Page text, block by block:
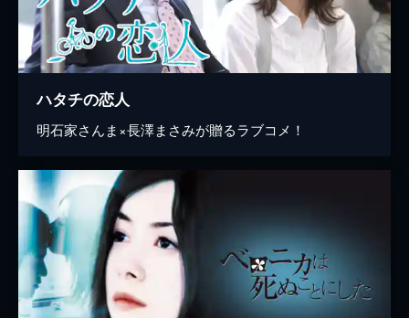
ハタチの恋人
明石家さんま×長澤まさみが贈るラブコメ！